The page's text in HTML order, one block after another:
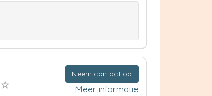
Neem contact op
Meer informatie